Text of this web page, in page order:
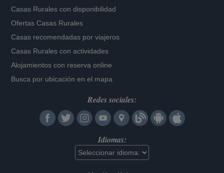
Casas Rurales con disponibilidad
Ofertas Casas Rurales
Casas recomendadas por viajeros
Casas Rurales con actividades
Alojamientos con reserva online
Busca por ubicación en el mapa
Redes sociales:
Idiomas: